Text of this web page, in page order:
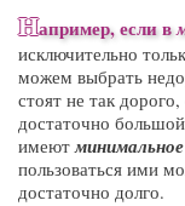
Например, если в
исключительно
можем выбрать
стоят не так
достаточно
имеют
пользоваться ими
достаточно долго.